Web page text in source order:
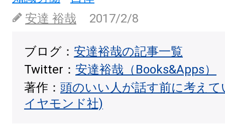
安達 裕哉
2017/2/8
ブログ： 安達裕哉の記事一覧
Twitter： 安達裕哉（Books&Apps）
著作： 頭のいい人が話す前に考え
イヤモンド社)